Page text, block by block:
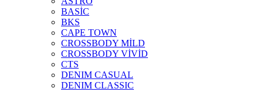
BASİC
BKS
CAPE TOWN
CROSSBODY MİLD
CROSSBODY VİVİD
CTS
DENIM CASUAL
DENIM CLASSIC